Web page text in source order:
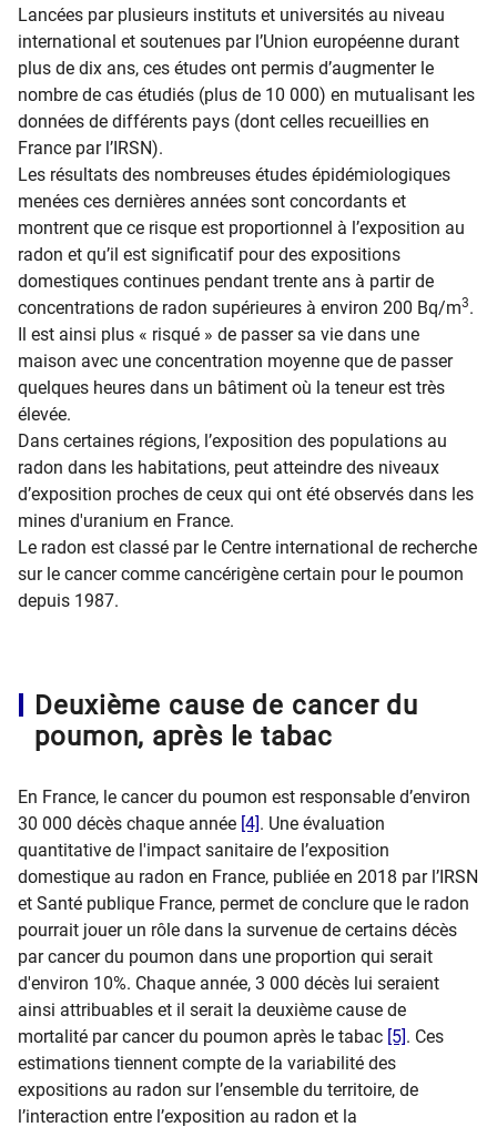
Lancées par plusieurs instituts et universités au niveau
international et soutenues par l’Union européenne durant
plus de dix ans, ces études ont permis d’augmenter le
nombre de cas étudiés (plus de 10 000) en mutualisant les
données de différents pays (dont celles recueillies en
France par l’IRSN).
Les résultats des nombreuses études épidémiologiques
menées ces dernières années sont concordants et
montrent que ce risque est proportionnel à l’exposition au
radon et qu’il est significatif pour des expositions
domestiques continues pendant trente ans à partir de
concentrations de radon supérieures à environ 200 Bq/m3.
Il est ainsi plus « risqué » de passer sa vie dans une
maison avec une concentration moyenne que de passer
quelques heures dans un bâtiment où la teneur est très
élevée.
Dans certaines régions, l’exposition des populations au
radon dans les habitations, peut atteindre des niveaux
d’exposition proches de ceux qui ont été observés dans les
mines d'uranium en France.
Le radon est classé par le Centre international de recherche
sur le cancer comme cancérigène certain pour le poumon
depuis 1987.
Deuxième cause de cancer du
poumon, après le tabac
En France, le cancer du poumon est responsable d’environ
30 000 décès chaque année [4]. Une évaluation
quantitative de l'impact sanitaire de l’exposition
domestique au radon en France, publiée en 2018 par l’IRSN
et Santé publique France, permet de conclure que le radon
pourrait jouer un rôle dans la survenue de certains décès
par cancer du poumon dans une proportion qui serait
d'environ 10%. Chaque année, 3 000 décès lui seraient
ainsi attribuables et il serait la deuxième cause de
mortalité par cancer du poumon après le tabac [5]. Ces
estimations tiennent compte de la variabilité des
expositions au radon sur l’ensemble du territoire, de
l’interaction entre l’exposition au radon et la